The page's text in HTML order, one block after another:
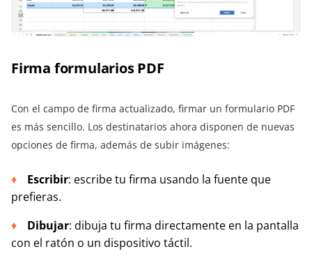
Firma formularios PDF
Con el campo de firma actualizado, firmar un formulario PDF
es más sencillo. Los destinatarios ahora disponen de nuevas
opciones de firma, además de subir imágenes:
Escribir: escribe tu firma usando la fuente que
prefieras.
Dibujar: dibuja tu firma directamente en la pantalla
con el ratón o un dispositivo táctil.